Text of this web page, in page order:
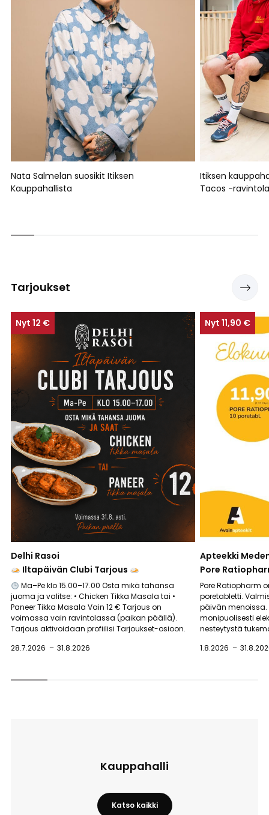
Nata Salmelan suosikit Itiksen
Kauppahallista
Itiksen
Tacos -ravintola
Tarjoukset kaikki
Nyt 12 €
Delhi Rasoi
Iltapäivän Clubi Tarjous
Ma–Pe klo 15.00–17.00 Osta mikä tahansa
juoma ja valitse: • Chicken Tikka Masala tai •
Paneer Tikka Masala Vain 12 € Tarjous on
voimassa vain ravintolassa (paikan päällä).
Tarjous aktivoidaan profiilisi Tarjoukset-osioon.
28.7.2026
31.8.2026
Nyt 11,90 €
Apteekki
Pore
Pore Ratiopharm
poretabletti.
päivän menoissa.
monipuolisesti
nesteytystä
1.8.2026
Kauppahalli
Katso kaikki
– Kauppahalli